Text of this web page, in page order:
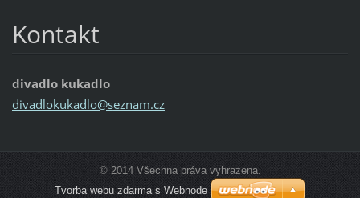
Kontakt
divadlo kukadlo
divadlokukadlo@seznam.cz
© 2014 Všechna práva vyhrazena.
Tvorba webu zdarma s Webnode